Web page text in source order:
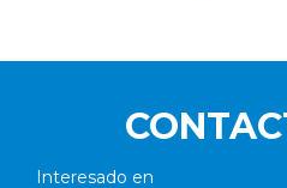
de la herramienta sobre
Interesado en